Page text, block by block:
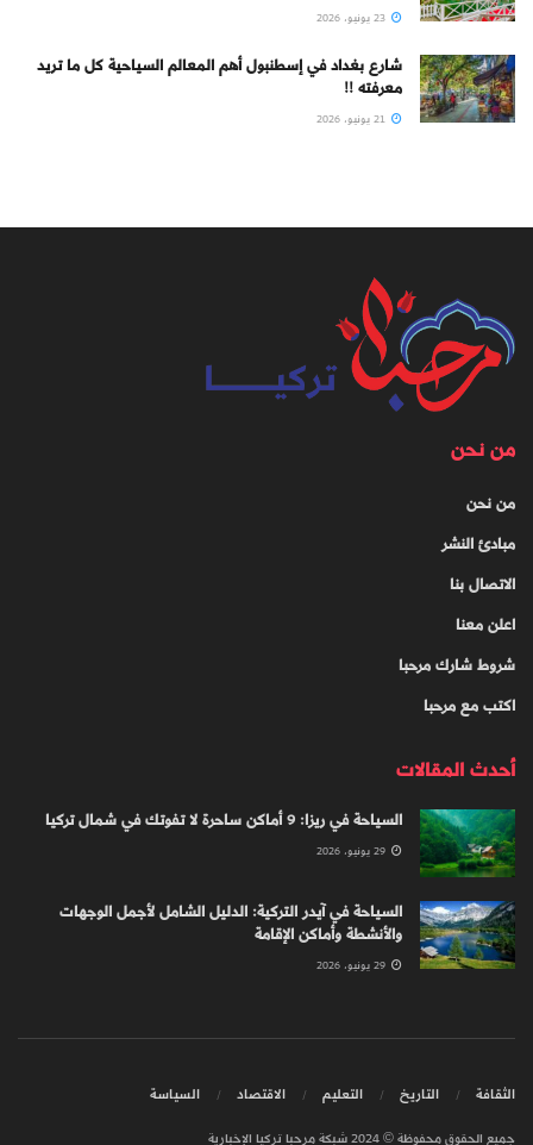
شارع بغداد في إسطنبول أهم المعالم السياحية كل ما تريد
معرفته !!
من نحن
من نحن
مبادئ النشر
الاتصال بنا
اعلن معنا
شروط شارك مرحبا
اكتب مع مرحبا
أحدث المقالات
السياحة في ريزا: 9 أماكن ساحرة لا تفوتك في شمال تركيا
السياحة في آيدر التركية: الدليل الشامل لأجمل الوجهات
والأنشطة وأماكن الإقامة
الثقافة التاريخ التعليم الاقتصاد السياسة
جميع الحقوق محفوظة © 2024 شبكة مرحبا تركيا الإخبارية